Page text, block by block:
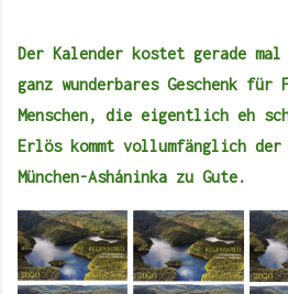
Der Kalender kostet gerade mal
ganz wunderbares Geschenk für
Menschen, die eigentlich eh
Erlös kommt vollumfänglich
München-Asháninka zu Gute.